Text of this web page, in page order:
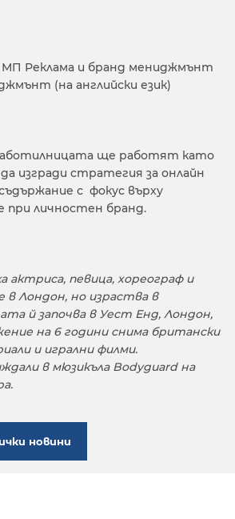
Реклама и бранд мениджмънт
(на английски език)
ще работят като
изгради стратегия за онлайн
с фокус върху
при личностен бранд.
актриса, певица, хореограф и
в Лондон, но израства в
й започва в Уест Енд, Лондон,
на 6 години снима британски
и игрални филми.
в мюзикъла Bodyguard на
новини